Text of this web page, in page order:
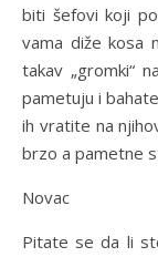
biti šefovi koji
vama diže kosa
takav „gromki“
pametuju i
ih vratite na
brzo a pametne
Novac
Pitate se da li